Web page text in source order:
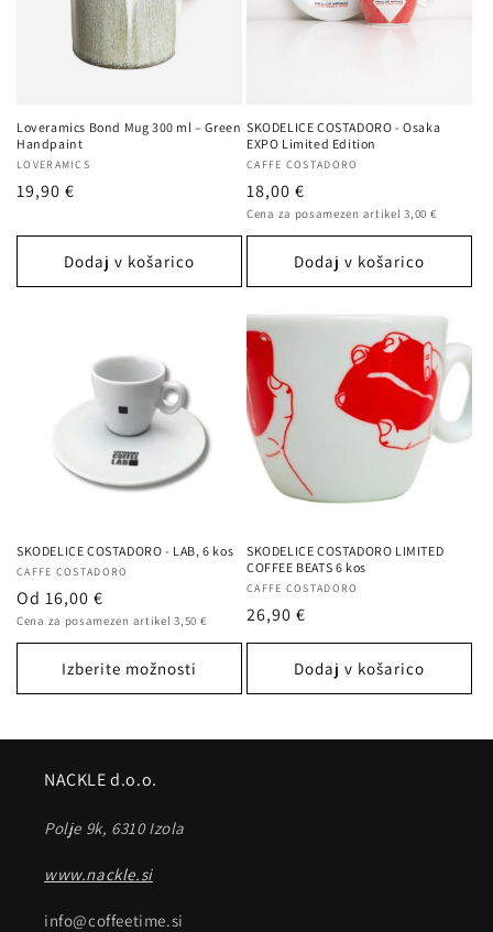
Loveramics Bond Mug 300 ml – Green
Handpaint
Ponudnik:
LOVERAMICS
Redna
19,90 €
Dodaj v košarico
SKODELICE COSTADORO - Osaka
EXPO Limited Edition
Ponudnik:
CAFFE COSTADORO
Redna
cena
18,00 €
Cena
enoto
Cena za posamezen artikel 3,00 €
Dodaj v košarico
SKODELICE COSTADORO - LAB, 6 kos
Ponudnik:
CAFFE COSTADORO
Redna
cena
Od 16,00 €
Cena
enoto
Cena za posamezen artikel 3,50 €
Izberite možnosti
SKODELICE COSTADORO LIMITED
COFFEE BEATS 6 kos
Ponudnik:
CAFFE COSTADORO
Redna
cena
26,90 €
Dodaj v košarico
NACKLE d.o.o.
Polje 9k, 6310 Izola
www.nackle.si
info@coffeetime.si